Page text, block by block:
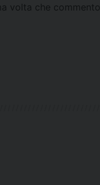
volta che commento.